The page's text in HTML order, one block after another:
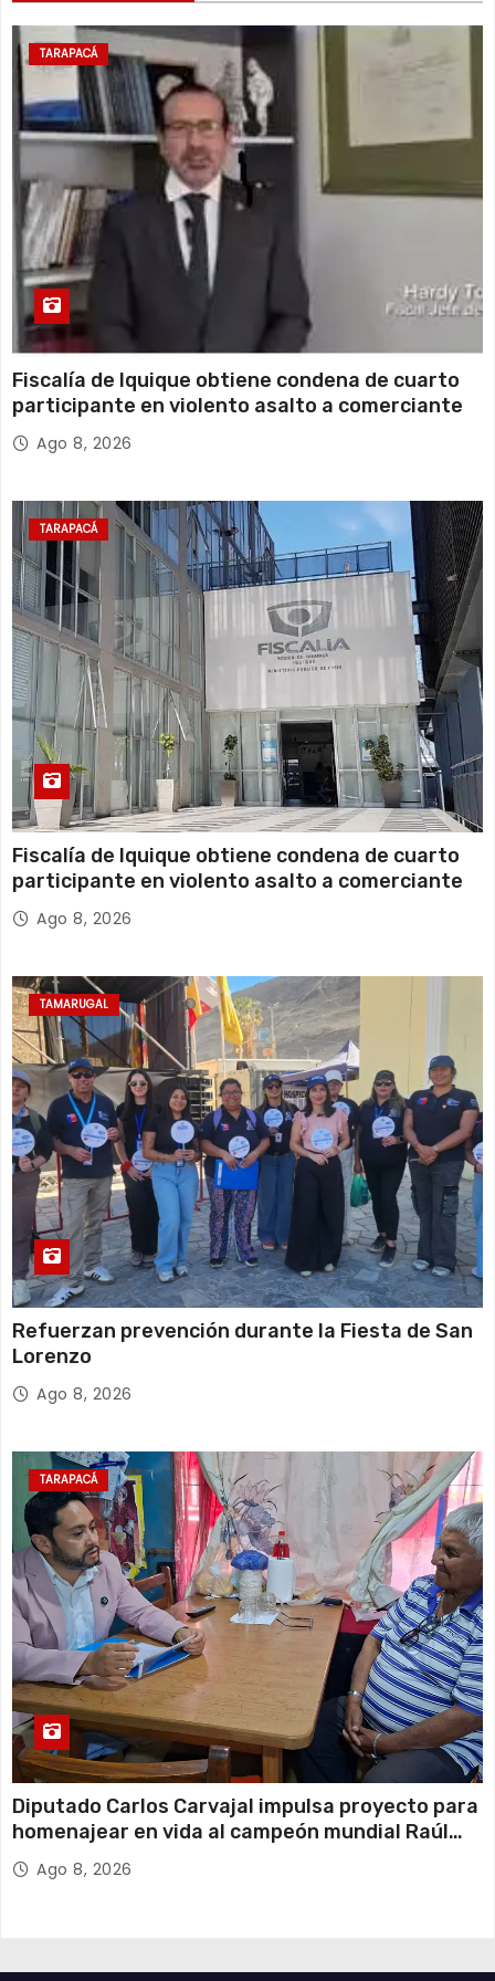
14 de agosto
Viernes 21°C
15 de agosto
Sábado 19°C
TARAPACÁ
Fiscalía de Iquique obtiene condena de cuarto
participante en violento asalto a comerciante
Ago 8, 2026
TARAPACÁ
Fiscalía de Iquique obtiene condena de cuarto
participante en violento asalto a comerciante
Ago 8, 2026
TAMARUGAL
Refuerzan prevención durante la Fiesta de San
Lorenzo
Ago 8, 2026
TARAPACÁ
Diputado Carlos Carvajal impulsa proyecto para
homenajear en vida al campeón mundial Raúl
Choque
Ago 8, 2026